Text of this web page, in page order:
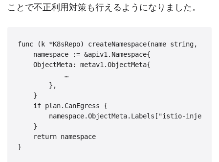
ことで不正利用対策も行えるようになりました。
func (k *K8sRepo) createNamespace(name string,
    namespace := &apiv1.Namespace{
    ObjectMeta: metav1.ObjectMeta{
            …
        },
    }
    if plan.CanEgress {
namespace.ObjectMeta.Labels["istio-
    }
    return namespace
}